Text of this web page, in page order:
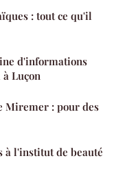
: tout ce qu'il
d'informations
Luçon
Miremer : pour des
à l'institut de beauté